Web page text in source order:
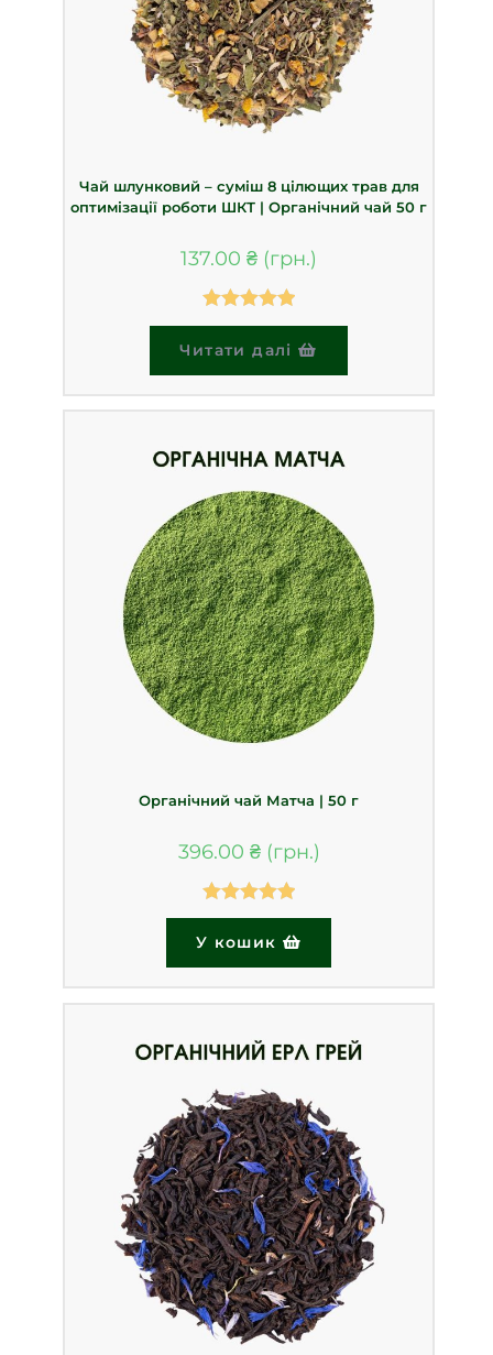
Чай шлунковий – суміш 8 цілющих трав для
оптимізації роботи ШКТ | Органічний чай 50 г
137.00 ₴
Оцінено в
5.00 з 5
Читати далі
Органічний чай Матча | 50 г
396.00 ₴
Оцінено в
5.00з 5
У кошик